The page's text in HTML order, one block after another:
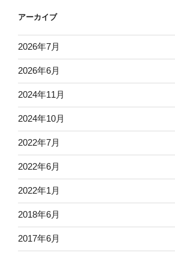
アーカイブ
2026年7月
2026年6月
2024年11月
2024年10月
2022年7月
2022年6月
2022年1月
2018年6月
2017年6月